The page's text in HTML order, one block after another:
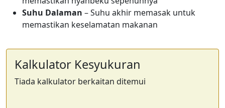
Suhu Dalaman – Suhu akhir memasak untuk
memastikan keselamatan makanan
Kalkulator Kesyukuran
Tiada kalkulator berkaitan ditemui